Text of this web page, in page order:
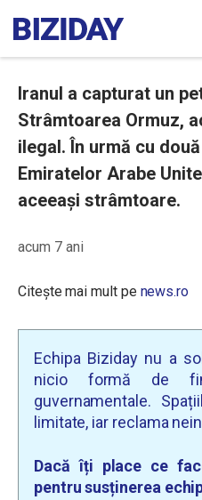
Iranul a capturat un
Strâmtoarea Ormuz,
ilegal. În urmă cu
Emiratelor Arabe
aceeași strâmtoare.
acum 7 ani
Citește mai mult pe news.ro
Echipa Biziday nu a
nicio formă de
guvernamentale.
limitate, iar reclama
Dacă îți place ce
pentru susținerea